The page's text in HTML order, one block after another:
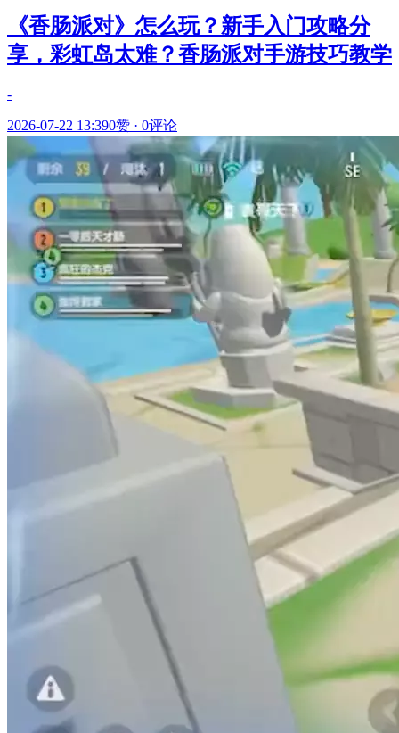
《香肠派对》怎么玩？新手入门攻略分
享，彩虹岛太难？香肠派对手游技巧教学
-
2026-07-22 13:390赞 · 0评论